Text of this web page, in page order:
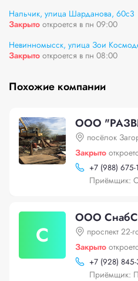
Нальчик, улица Шарданова, 60с3
Закрыто откроется в пн 09:00
Невинномысск, улица Зои
Закрыто откроется в пн 08:00
Похожие компании
ООО
посёлок
Закрыто
+7 (988) 675-
Приёмщик:
С
ООО
проспект 22-
Закрыто
+7 (928)
Приёмщик: П